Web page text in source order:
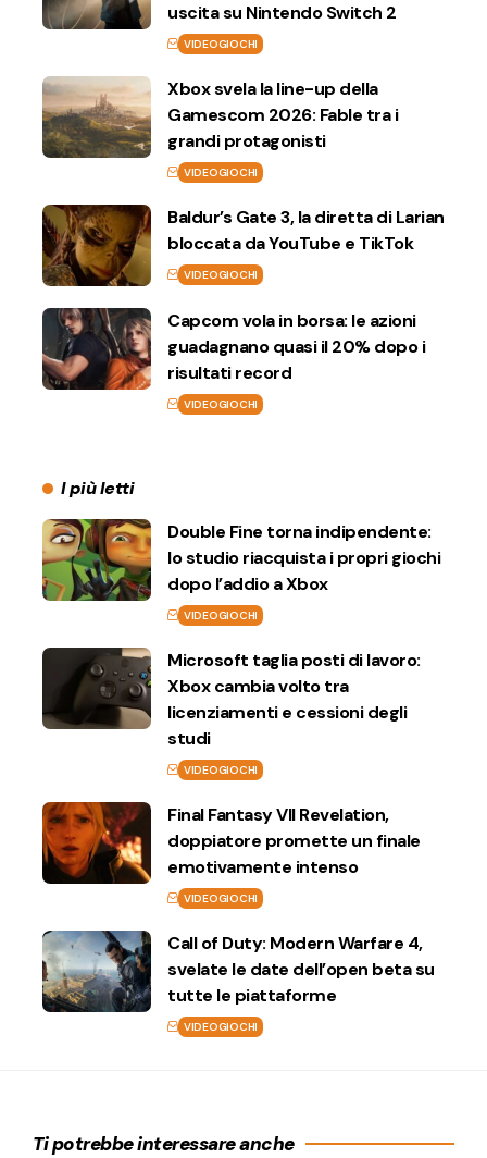
uscita su Nintendo Switch 2
VIDEOGIOCHI
Xbox svela la line-up della
Gamescom 2026: Fable tra i
grandi protagonisti
VIDEOGIOCHI
Baldur’s Gate 3, la diretta di Larian
bloccata da YouTube e TikTok
VIDEOGIOCHI
Capcom vola in borsa: le azioni
guadagnano quasi il 20% dopo i
risultati record
VIDEOGIOCHI
I più letti
Double Fine torna indipendente:
lo studio riacquista i propri giochi
dopo l’addio a Xbox
VIDEOGIOCHI
Microsoft taglia posti di lavoro:
Xbox cambia volto tra
licenziamenti e cessioni degli
studi
VIDEOGIOCHI
Final Fantasy VII Revelation,
doppiatore promette un finale
emotivamente intenso
VIDEOGIOCHI
Call of Duty: Modern Warfare 4,
svelate le date dell’open beta su
tutte le piattaforme
VIDEOGIOCHI
Ti potrebbe interessare anche